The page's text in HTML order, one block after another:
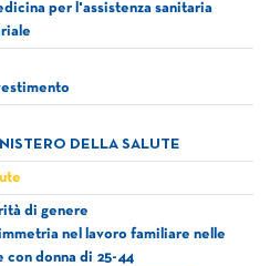
per l'assistenza sanitaria
DELLA SALUTE
di genere
nel lavoro familiare nelle
con donna di 25-44